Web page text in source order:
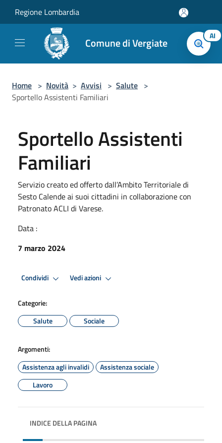
Regione Lombardia
Comune di Vergiate AI
Home > Novità > Avvisi > Salute >
Sportello Assistenti Familiari
Sportello Assistenti
Familiari
Servizio creato ed offerto dall’Ambito Territoriale di
Sesto Calende ai suoi cittadini in collaborazione con
Patronato ACLI di Varese.
Data :
7 marzo 2024
Condividi Vedi azioni
Categorie:
Salute
Sociale
Argomenti:
Assistenza agli invalidi
Assistenza sociale
Lavoro
INDICE DELLA PAGINA